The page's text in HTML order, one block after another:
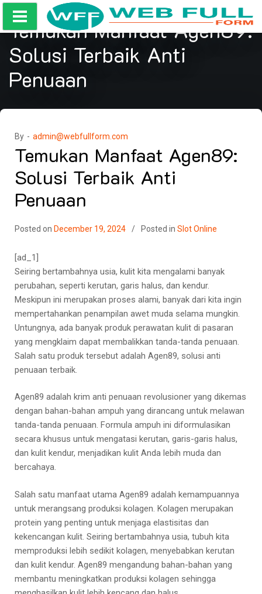
Skip
content
Temukan Manfaat Agen89:
Solusi Terbaik Anti
Penuaan
By - admin@webfullform.com
Temukan Manfaat Agen89:
Solusi Terbaik Anti
Penuaan
Posted on December 19, 2024 Posted in Slot Online
[ad_1]
Seiring bertambahnya usia, kulit kita mengalami banyak
perubahan, seperti kerutan, garis halus, dan kendur.
Meskipun ini merupakan proses alami, banyak dari kita ingin
mempertahankan penampilan awet muda selama mungkin.
Untungnya, ada banyak produk perawatan kulit di pasaran
yang mengklaim dapat membalikkan tanda-tanda penuaan.
Salah satu produk tersebut adalah Agen89, solusi anti
penuaan terbaik.
Agen89 adalah krim anti penuaan revolusioner yang dikemas
dengan bahan-bahan ampuh yang dirancang untuk melawan
tanda-tanda penuaan. Formula ampuh ini diformulasikan
secara khusus untuk mengatasi kerutan, garis-garis halus,
dan kulit kendur, menjadikan kulit Anda lebih muda dan
bercahaya.
Salah satu manfaat utama Agen89 adalah kemampuannya
untuk merangsang produksi kolagen. Kolagen merupakan
protein yang penting untuk menjaga elastisitas dan
kekencangan kulit. Seiring bertambahnya usia, tubuh kita
memproduksi lebih sedikit kolagen, menyebabkan kerutan
dan kulit kendur. Agen89 mengandung bahan-bahan yang
membantu meningkatkan produksi kolagen sehingga